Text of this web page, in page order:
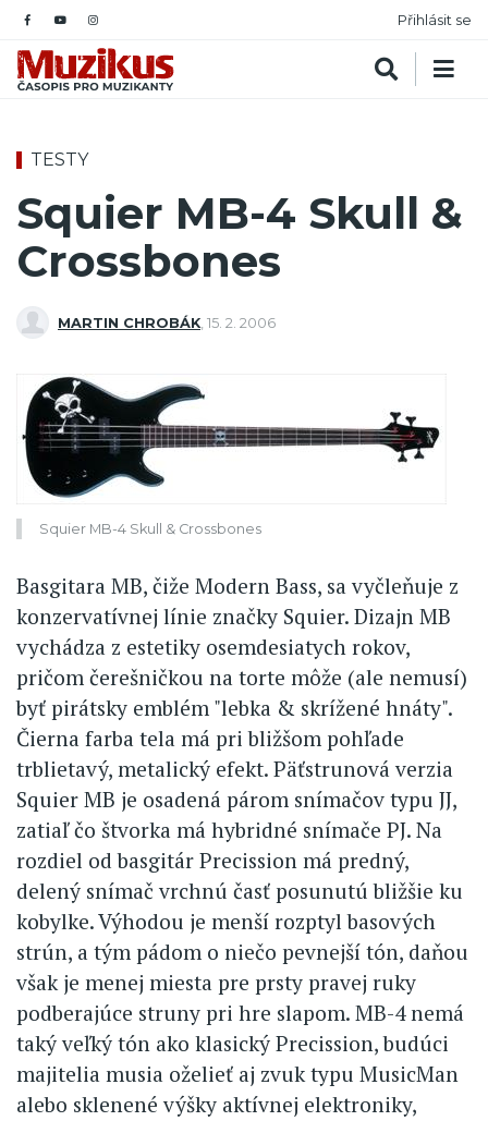
Přihlásit se
TESTY
Squier MB-4 Skull &
Crossbones
MARTIN CHROBÁK 15. 2. 2006
Squier MB-4 Skull & Crossbones
Basgitara MB, čiže Modern Bass, sa vyčleňuje z
konzervatívnej línie značky Squier. Dizajn MB
vychádza z estetiky osemdesiatych rokov,
pričom čerešničkou na torte môže (ale nemusí)
byť pirátsky emblém "lebka & skrížené hnáty".
Čierna farba tela má pri bližšom pohľade
trblietavý, metalický efekt. Päťstrunová verzia
Squier MB je osadená párom snímačov typu JJ,
zatiaľ čo štvorka má hybridné snímače PJ. Na
rozdiel od basgitár Precission má predný,
delený snímač vrchnú časť posunutú bližšie ku
kobylke. Výhodou je menší rozptyl basových
strún, a tým pádom o niečo pevnejší tón, daňou
však je menej miesta pre prsty pravej ruky
podberajúce struny pri hre slapom. MB-4 nemá
taký veľký tón ako klasický Precission, budúci
majitelia musia oželieť aj zvuk typu MusicMan
alebo sklenené výšky aktívnej elektroniky,